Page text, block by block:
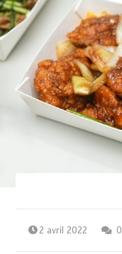
2 avril 2022 0